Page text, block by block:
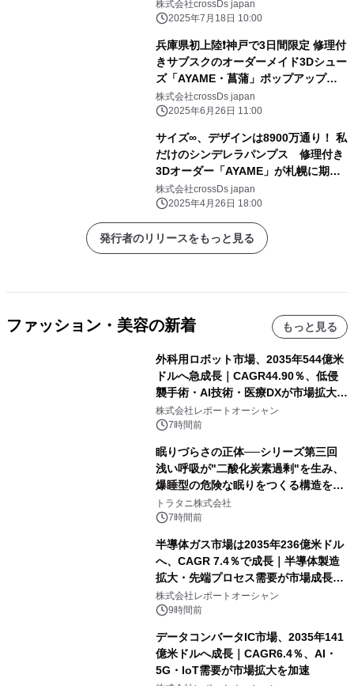
株式会社crossDs japan
2025年7月18日 10:00
兵庫県初上陸❗神戸で3日間限定 修理付
きサブスクのオーダーメイド3Dシュー
ズ「AYAME・菖蒲」ポップアップス
トア開催
株式会社crossDs japan
2025年6月26日 11:00
サイズ∞、デザインは8900万通り！ 私
だけのシンデレラパンプス 修理付き
3Dオーダー「AYAME」が札幌に期間
限定登場
株式会社crossDs japan
2025年4月26日 18:00
発行者のリリースをもっと見る
ファッション・美容の新着 もっと見る
外科用ロボット市場、2035年544億米
ドルへ急成長｜CAGR44.90％、低侵
襲手術・AI技術・医療DXが市場拡大を
牽引
株式会社レポートオーシャン
7時間前
眠りづらさの正体──シリーズ第三回
浅い呼吸が"二酸化炭素過剰"を生み、
爆睡型の危険な眠りをつくる構造を解
説
トラタニ株式会社
7時間前
半導体ガス市場は2035年236億米ドル
へ、CAGR 7.4％で成長｜半導体製造
拡大・先端プロセス需要が市場成長を
加速
株式会社レポートオーシャン
9時間前
データコンバータIC市場、2035年141
億米ドルへ成長｜CAGR6.4％、AI・
5G・IoT需要が市場拡大を加速